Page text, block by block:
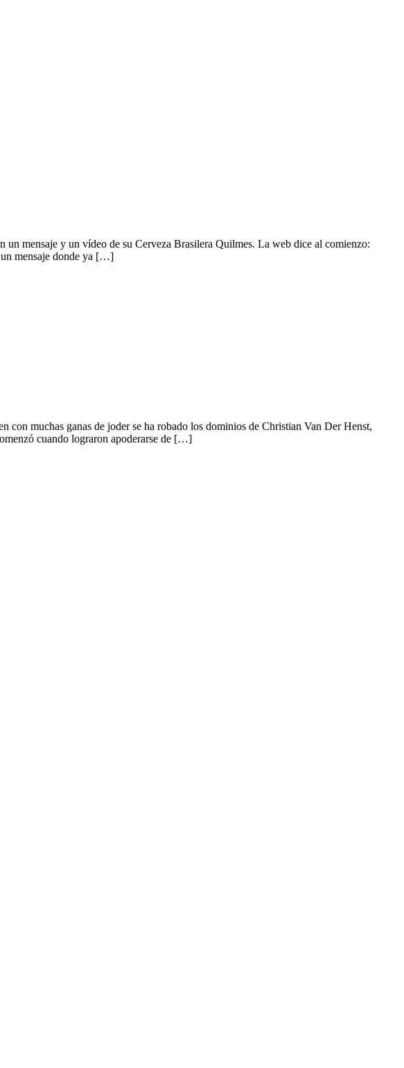
mensaje y un vídeo de su Cerveza Brasilera Quilmes. La web dice al comienzo:
mensaje donde ya […]
con muchas ganas de joder se ha robado los dominios de Christian Van Der Henst,
cuando lograron apoderarse de […]